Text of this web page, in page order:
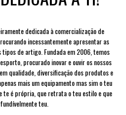
dedicada à comercialização de
incessantemente apresentar as
de artigo. Fundada em 2006, temos
procurado inovar e ouvir os nossos
qualidade, diversificação dos produtos e
mais um equipamento mas sim o teu
te é própria, que retrata o teu estilo e que
teu.